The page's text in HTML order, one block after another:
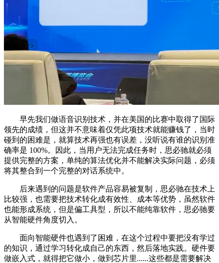
早先我们做语音识别技术，并在美国的比赛中取得了国际
领先的成绩，但这并不意味着仅凭此项技术就能赚钱了，当时
碰到的困难是，就算技术再强也有误差，没听说有谁的识别准
确率是 100%。因此，当用户无法完成任务时，思必驰就必须
提供完整的方案，单纯的算法优化并不能解决实际问题，必须
将其整合到一个完整的对话系统中。
后来遇到的问题是软件产品容易被复制，思必驰在技术上
比较强，也需要把技术转化成有效性、成本等优势，虽然软件
也能形成系统，但是偏工具型，所以不能纯靠软件，思必驰要
从智能硬件角度切入。
面向智能硬件也遇到了困难，在这个过程中要把没有学过
的知识，通过学习转化成自己的东西，然后落地实践。硬件要
做嵌入式，就得把它做小，做到芯片里......这些都是需要解决